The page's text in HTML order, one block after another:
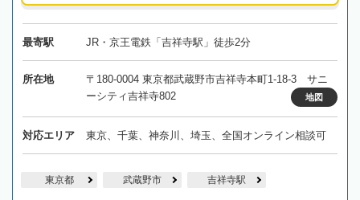
最寄駅 JR・京王電鉄「吉祥寺駅」徒歩2分
所在地
〒180-0004 東京都武蔵野市吉祥寺本町1-18-3 サニ
ーシティ吉祥寺802
地図
対応エリア 東京、千葉、神奈川、埼玉、全国オンライン相談可
東京都 武蔵野市 吉祥寺駅